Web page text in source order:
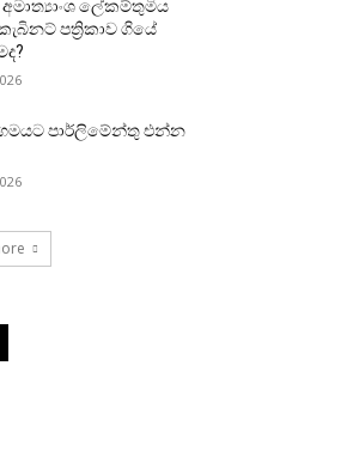
ලේකම්තුමිය
පත්‍රිකාව ගියේ
පාර්ලිමේන්තු එන්න